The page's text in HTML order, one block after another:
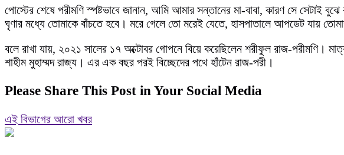
পোস্টের শেষে পরীমণি স্পষ্টভাবে জানান, আমি আমার সন্তানের মা-বাবা, কারণ সে
ঘৃণার মধ্যে তোমাকে বাঁচতে হবে। মরে গেলে তো মরেই যেতে, হাসপাতালে আপডেট যায়
বলে রাখা যায়, ২০২১ সালের ১৭ অক্টোবর গোপনে বিয়ে করেছিলেন শরীফুল রাজ-পরীমণি।
শাহীম মুহাম্মদ রাজ্য। এর এক বছর পরই বিচ্ছেদের পথে হাঁটেন রাজ-পরী।
Please Share This Post in Your Social Media
এই বিভাগের আরো খবর